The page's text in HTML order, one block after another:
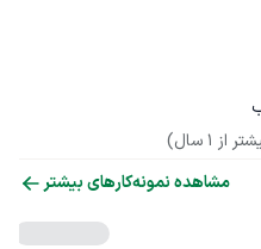
از 1 سال)
مشاهده نمونه‌کارهای بیشتر